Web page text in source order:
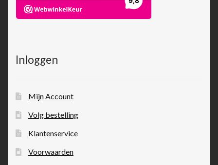
Inloggen
Mijn Account
Volg bestelling
Klantenservice
Voorwaarden